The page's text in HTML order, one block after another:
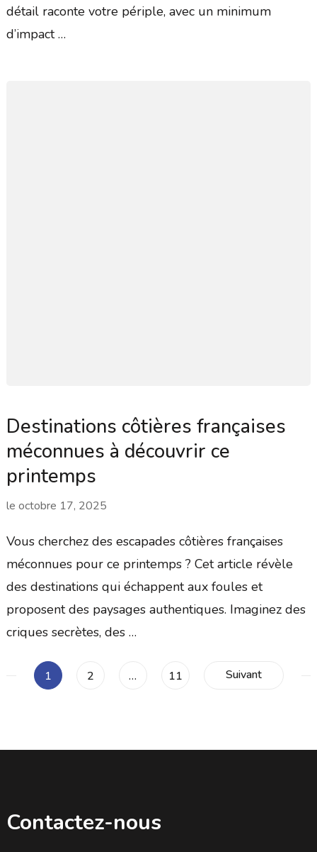
détail raconte votre périple, avec un minimum
d’impact …
Destinations côtières françaises
méconnues à découvrir ce
printemps
le octobre 17, 2025
Vous cherchez des escapades côtières françaises
méconnues pour ce printemps ? Cet article révèle
des destinations qui échappent aux foules et
proposent des paysages authentiques. Imaginez des
criques secrètes, des …
Pagination
Page
1 Page
2 … Page
11 Suivant
Contactez-nous